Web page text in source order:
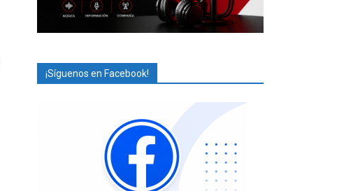
¡Síguenos en Facebook!